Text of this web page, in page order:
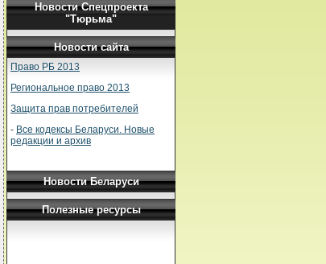
Новости Спецпроекта
"Тюрьма"
Новости сайта
Право РБ 2013
Региональное право 2013
Защита прав потребителей
- Все кодексы Беларуси. Новые
редакции и архив
Новости Беларуси
Полезные ресурсы